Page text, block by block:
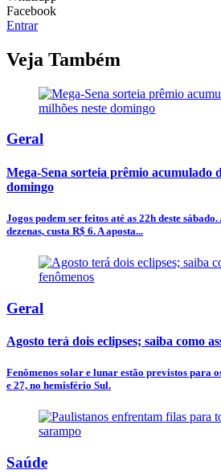
Facebook
Entrar
Veja Também
Geral
Mega-Sena sorteia prêmio acumulado
domingo
Jogos podem ser feitos até as 22h deste
dezenas, custa R$ 6. A aposta...
Geral
Agosto terá dois eclipses; saiba como
Fenômenos solar e lunar estão previstos para
e 27, no hemisfério Sul.
Saúde